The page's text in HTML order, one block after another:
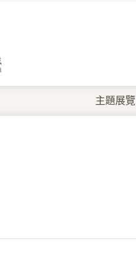
主題展覽